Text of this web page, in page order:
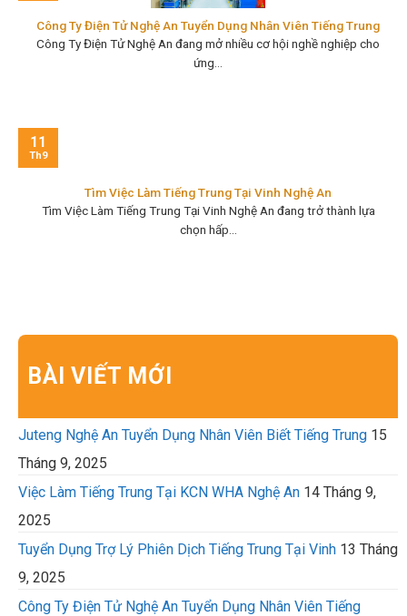
Công Ty Điện Tử Nghệ An Tuyển Dụng Nhân Viên Tiếng Trung
Công Ty Điện Tử Nghệ An đang mở nhiều cơ hội nghề nghiệp cho
ứng...
Tìm Việc Làm Tiếng Trung Tại Vinh Nghệ An
Tìm Việc Làm Tiếng Trung Tại Vinh Nghệ An đang trở thành lựa
chọn hấp...
11
Th9
BÀI VIẾT MỚI
Juteng Nghệ An Tuyển Dụng Nhân Viên Biết Tiếng Trung 15
Tháng 9, 2025
Việc Làm Tiếng Trung Tại KCN WHA Nghệ An 14 Tháng 9,
2025
Tuyển Dụng Trợ Lý Phiên Dịch Tiếng Trung Tại Vinh 13 Tháng
9, 2025
Công Ty Điện Tử Nghệ An Tuyển Dụng Nhân Viên Tiếng